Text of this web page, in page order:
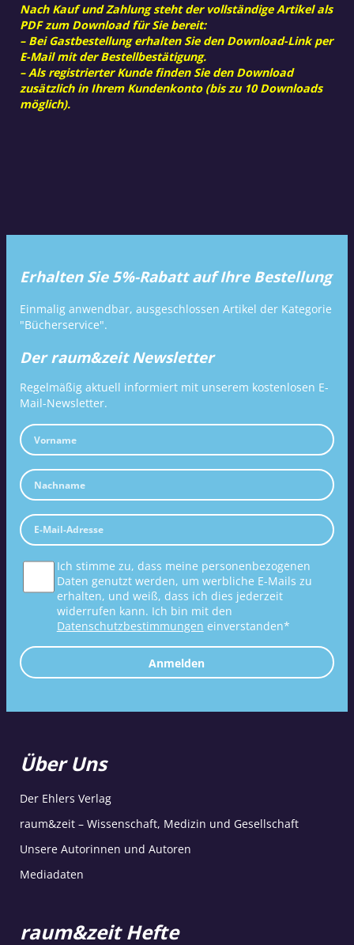
Nach Kauf und Zahlung steht der vollständige Artikel als
PDF zum Download für Sie bereit:
– Bei Gastbestellung erhalten Sie den Download-Link per
E-Mail mit der Bestellbestätigung.
– Als registrierter Kunde finden Sie den Download
zusätzlich in Ihrem Kundenkonto (bis zu 10 Downloads
möglich).
Erhalten Sie 5%-Rabatt auf Ihre Bestellung
Einmalig anwendbar, ausgeschlossen Artikel der Kategorie
"Bücherservice".
Der raum&zeit Newsletter
Regelmäßig aktuell informiert mit unserem kostenlosen E-
Mail-Newsletter.
Ich stimme zu, dass meine personenbezogenen
Daten genutzt werden, um werbliche E-Mails zu
erhalten, und weiß, dass ich dies jederzeit
widerrufen kann. Ich bin mit den
Datenschutzbestimmungen einverstanden*
Anmelden
Über Uns
Der Ehlers Verlag
raum&zeit – Wissenschaft, Medizin und Gesellschaft
Unsere Autorinnen und Autoren
Mediadaten
raum&zeit Hefte